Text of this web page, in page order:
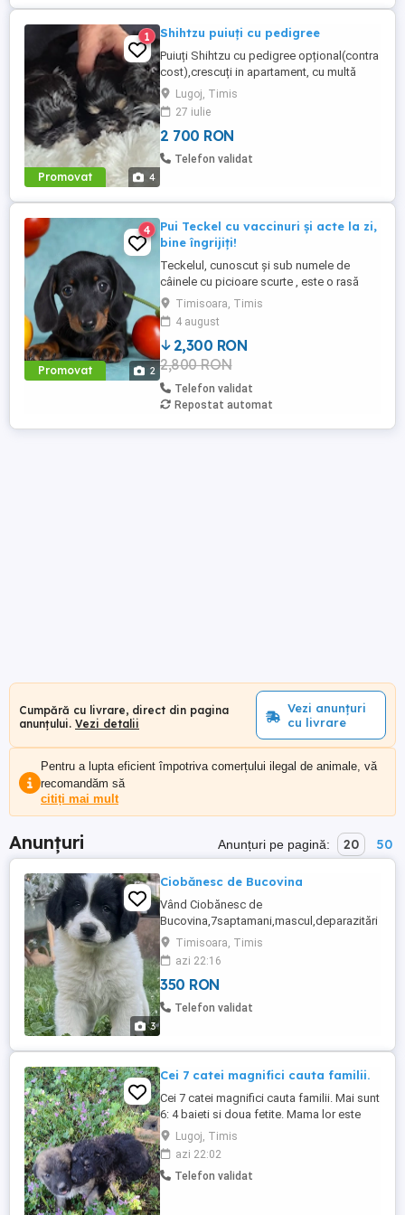
Promovat 4
1 Shihtzu puiuți cu pedigree
Puiuți Shihtzu cu pedigree opțional(contra
cost),crescuți in apartament, cu multă
dragoste,sunt obișnuiți cu oamenii sunt
educația la pled,deținem ambii părinți cu
pedigree amândoi. Dorim părinți
responsabili,prețul e negociabil
Lugoj, Timis
27 iulie
2 700 RON
Telefon validat
Promovat 2
4
Pui Teckel cu vaccinuri și acte la zi,
bine îngrijiți!
Teckelul, cunoscut și sub numele de
câinele cu picioare scurte , este o rasă
plină de personalitate, îndrăgită pentru
curajul, inteligența și atașamentul său față
de familie. Acești câini sunt extrem de
versatili: deși de talie mică, au un spirit
jucăuș și curajos, fiind totodată
companioni minunați ...
Timisoara, Timis
4 august
2,300 RON
2,800 RON
Telefon validat
Repostat automat
Cumpără cu livrare, direct din pagina
anunțului. Vezi detalii
Vezi anunțuri
cu livrare
Pentru a lupta eficient împotriva comerțului ilegal de animale, vă
recomandăm să
citiți mai mult
Anunțuri Anunțuri pe pagină: 20 50
3
Ciobănesc de Bucovina
Vând Ciobănesc de
Bucovina,7saptamani,mascul,deparazitări
2,vaccin1 Dețin ambii părinți,preț 350 euro
negociabil.
Timisoara, Timis
azi 22:16
350 RON
Telefon validat
Cei 7 catei magnifici cauta familii.
Cei 7 catei magnifici cauta familii. Mai sunt
6: 4 baieti si doua fetite. Mama lor este
mix de ciobanesc corb (dimensiune
medie, 15-20 kg). Este foarte loiala. Vine
dupa copii si ii asteapta la scoala daca
este lasata. Merge la magazin si asteapta
Lugoj, Timis
azi 22:02
Telefon validat